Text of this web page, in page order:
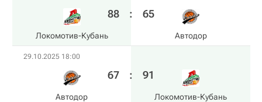
Локомотив-Кубань
88 : 65
Автодор
29.10.2025 18:00
Автодор
67 : 91
Локомотив-Кубань